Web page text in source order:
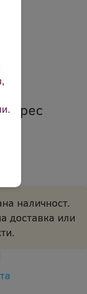
грес
наличност.
доставка или